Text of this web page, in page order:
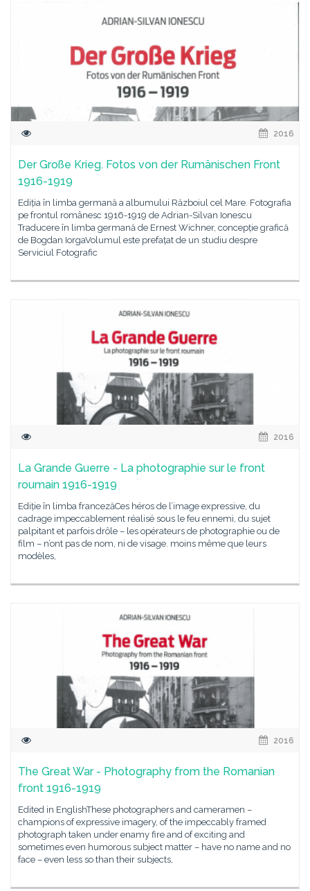
2016
Der Große Krieg. Fotos von der Rumänischen Front
1916-1919
Ediția în limba germană a albumului Războiul cel Mare. Fotografia
pe frontul românesc 1916-1919 de Adrian-Silvan Ionescu
Traducere în limba germană de Ernest Wichner, concepție grafică
de Bogdan IorgaVolumul este prefațat de un studiu despre
Serviciul Fotografic
2016
La Grande Guerre - La photographie sur le front
roumain 1916-1919
Ediție în limba francezăCes héros de l’image expressive, du
cadrage impeccablement réalisé sous le feu ennemi, du sujet
palpitant et parfois drôle – les opérateurs de photographie ou de
film – n’ont pas de nom, ni de visage. moins même que leurs
modèles,
2016
The Great War - Photography from the Romanian
front 1916-1919
Edited in EnglishThese photographers and cameramen –
champions of expressive imagery, of the impeccably framed
photograph taken under enamy fire and of exciting and
sometimes even humorous subject matter – have no name and no
face – even less so than their subjects,